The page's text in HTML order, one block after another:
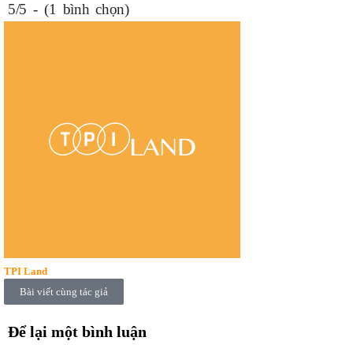
5/5 - (1 bình chọn)
TPI Land
Bài viết cùng tác giả
Để lại một bình luận